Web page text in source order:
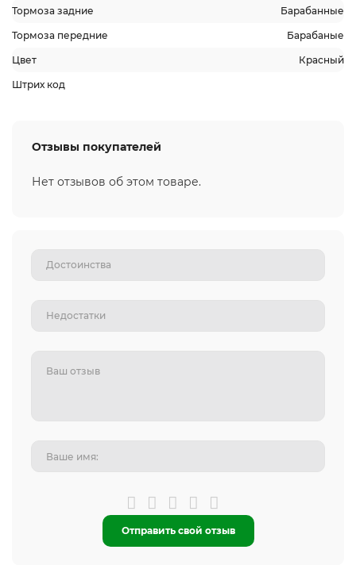
Тормоза задние Барабанные
Тормоза передние Барабаные
Цвет Красный
Штрих код
Отзывы покупателей
Нет отзывов об этом товаре.
Отправить свой отзыв